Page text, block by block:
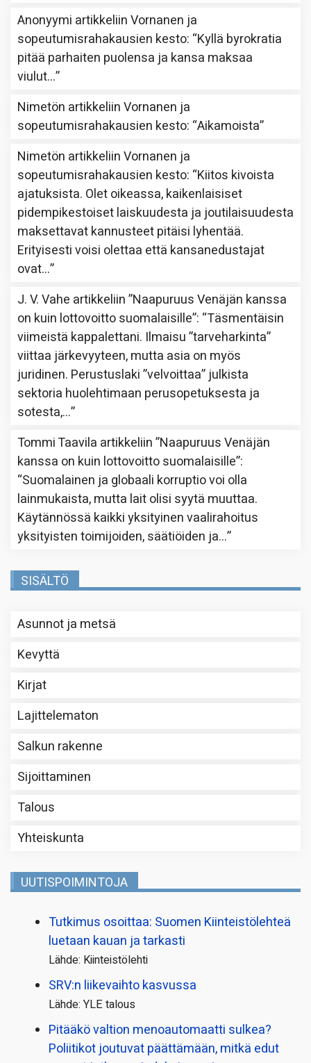
Anonyymi artikkeliinVornanen ja
sopeutumisrahakausien kesto: “Kyllä byrokratia
pitää parhaiten puolensa ja kansa maksaa
viulut…”
Nimetön artikkeliinVornanen ja
sopeutumisrahakausien kesto: “Aikamoista”
Nimetön artikkeliinVornanen ja
sopeutumisrahakausien kesto: “Kiitos kivoista
ajatuksista. Olet oikeassa, kaikenlaisiset
pidempikestoiset laiskuudesta ja joutilaisuudesta
maksettavat kannusteet pitäisi lyhentää.
Erityisesti voisi olettaa että kansanedustajat
ovat…”
J. V. Vahe artikkeliin”Naapuruus Venäjän kanssa
on kuin lottovoitto suomalaisille”: “Täsmentäisin
viimeistä kappalettani. Ilmaisu ”tarveharkinta”
viittaa järkevyyteen, mutta asia on myös
juridinen. Perustuslaki ”velvoittaa” julkista
sektoria huolehtimaan perusopetuksesta ja
sotesta,…”
Tommi Taavila artikkeliin”Naapuruus Venäjän
kanssa on kuin lottovoitto suomalaisille”:
“Suomalainen ja globaali korruptio voi olla
lainmukaista, mutta lait olisi syytä muuttaa.
Käytännössä kaikki yksityinen vaalirahoitus
yksityisten toimijoiden, säätiöiden ja…”
SISÄLTÖ
Asunnot ja metsä
Kevyttä
Kirjat
Lajittelematon
Salkun rakenne
Sijoittaminen
Talous
Yhteiskunta
UUTISPOIMINTOJA
Tutkimus osoittaa: Suomen Kiinteistölehteä
luetaan kauan ja tarkasti
Lähde: Kiinteistölehti
SRV:n liikevaihto kasvussa
Lähde: YLE talous
Pitääkö valtion menoautomaatti sulkea?
Poliitikot joutuvat päättämään, mitkä edut